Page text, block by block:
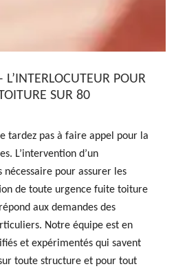
POUR
SUR 80
tardez pas à faire appel pour la
L’intervention d’un
pour assurer les
de toute urgence fuite toiture
aux demandes des
Notre équipe est en
et expérimentés qui savent
toute structure et pour tout